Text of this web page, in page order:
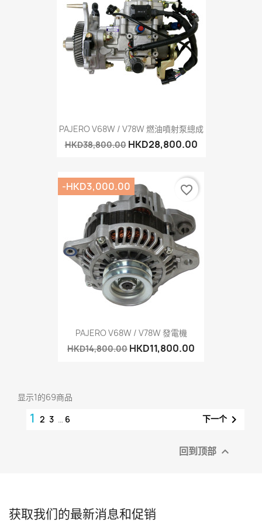
PAJERO V68W / V78W 燃油噴射泵總成
HKD38,800.00 HKD28,800.00
PAJERO V68W / V78W 發電機
HKD14,800.00 HKD11,800.00
-HKD3,000.00 favorite_border
显示1的69商品
1 2 3 … 6 下一个
回到顶部 
获取我们的最新消息和促销